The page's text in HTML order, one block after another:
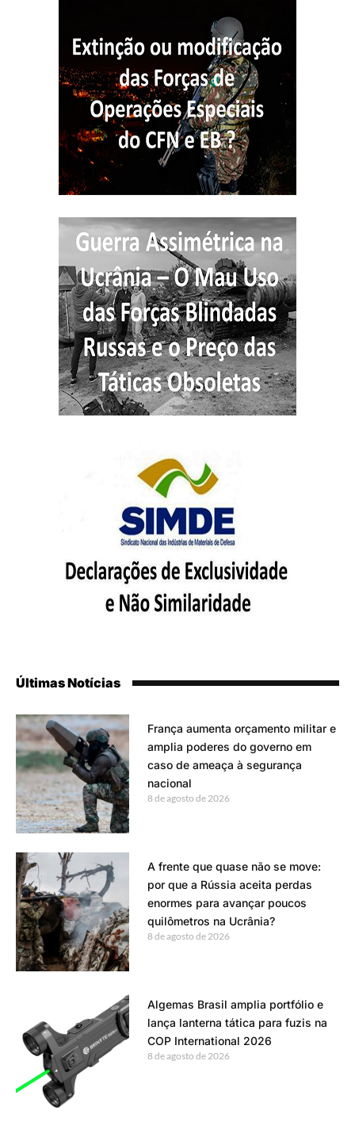
Últimas Notícias
França aumenta orçamento militar e
amplia poderes do governo em
caso de ameaça à segurança
nacional
8 de agosto de 2026
A frente que quase não se move:
por que a Rússia aceita perdas
enormes para avançar poucos
quilômetros na Ucrânia?
8 de agosto de 2026
Algemas Brasil amplia portfólio e
lança lanterna tática para fuzis na
COP International 2026
8 de agosto de 2026